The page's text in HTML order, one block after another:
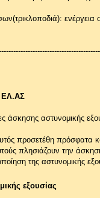
ΕΛ.ΑΣ
άσκησης αστυνομικής
προσετέθη πρόσφατα
πλησιάζουν την
της αστυνομικής
εξουσίας